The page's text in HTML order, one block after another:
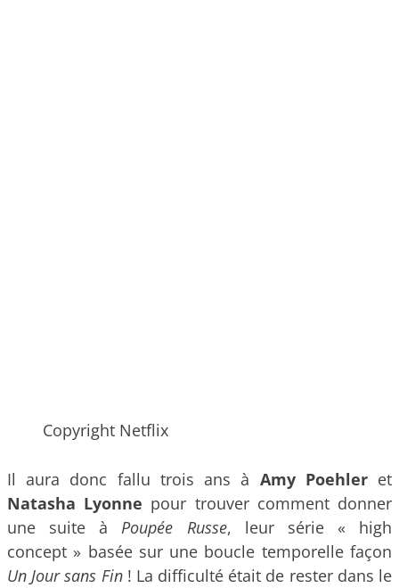
Copyright Netflix
Il aura donc fallu trois ans à Amy Poehleret
Natasha Lyonne pour trouver comment donner
une suite àPoupée Russe, leur série « high
concept » basée sur une boucle temporelle façon
Un Jour sans Fin! La difficulté était de rester dans le